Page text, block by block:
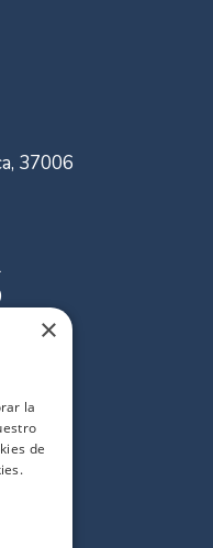
37006
×
la
de